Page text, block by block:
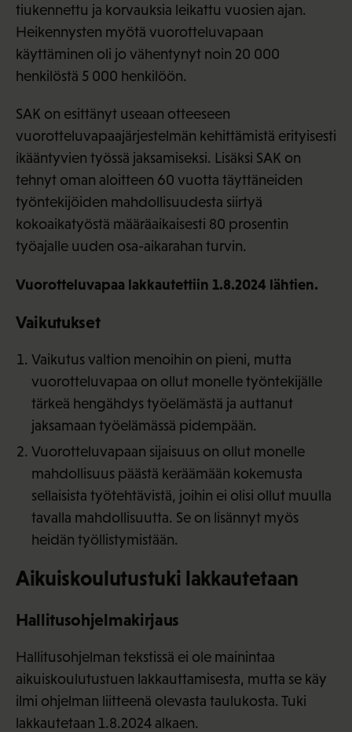
tiukennettu ja korvauksia leikattu vuosien ajan.
Heikennysten myötä vuorotteluvapaan
käyttäminen oli jo vähentynyt noin 20 000
henkilöstä 5 000 henkilöön.
SAK on esittänyt useaan otteeseen
vuorotteluvapaajärjestelmän kehittämistä erityisesti
ikääntyvien työssä jaksamiseksi. Lisäksi SAK on
tehnyt oman aloitteen 60 vuotta täyttäneiden
työntekijöiden mahdollisuudesta siirtyä
kokoaikatyöstä määräaikaisesti 80 prosentin
työajalle uuden osa-aikarahan turvin.
Vuorotteluvapaa lakkautettiin 1.8.2024 lähtien.
Vaikutukset
Vaikutus valtion menoihin on pieni, mutta
vuorotteluvapaa on ollut monelle työntekijälle
tärkeä hengähdys työelämästä ja auttanut
jaksamaan työelämässä pidempään.
Vuorotteluvapaan sijaisuus on ollut monelle
mahdollisuus päästä keräämään kokemusta
sellaisista työtehtävistä, joihin ei olisi ollut muulla
tavalla mahdollisuutta. Se on lisännyt myös
heidän työllistymistään.
Aikuiskoulutustuki lakkautetaan
Hallitusohjelmakirjaus
Hallitusohjelman tekstissä ei ole mainintaa
aikuiskoulutustuen lakkauttamisesta, mutta se käy
ilmi ohjelman liitteenä olevasta taulukosta. Tuki
lakkautetaan 1.8.2024 alkaen.